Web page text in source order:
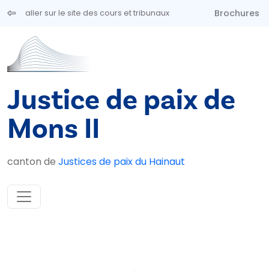
Aller au contenu principal
aller sur le site des cours et tribunaux Brochures
Justice de paix de
Mons II
canton de Justices de paix du Hainaut